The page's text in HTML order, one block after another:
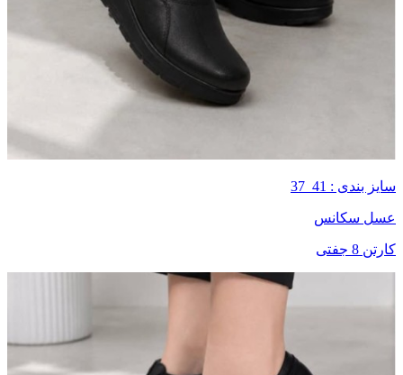
سایز بندی : 41_37
عسل سکانس
کارتن 8 جفتی